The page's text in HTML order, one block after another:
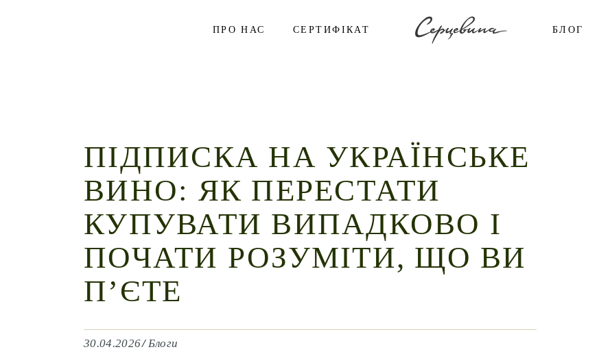
ПРО НАС СЕРТИФІКАТ БЛОГ
ПІДПИСКА НА УКРАЇНСЬКЕ
ВИНО: ЯК ПЕРЕСТАТИ
КУПУВАТИ ВИПАДКОВО І
ПОЧАТИ РОЗУМІТИ, ЩО ВИ
П’ЄТЕ
30.04.2026 Блоги